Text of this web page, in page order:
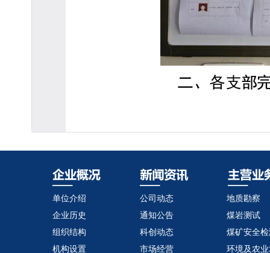
公司动态
通知公告
科创动态
市场经营
地质勘察
煤岩测试
煤矿安全
环境及农
单位介绍
企业历史
组织结构
机构设置